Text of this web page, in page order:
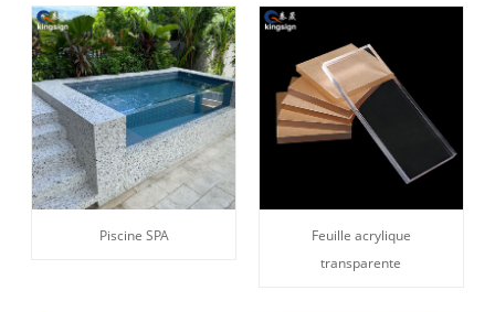
Piscine SPA
Feuille acrylique
transparente